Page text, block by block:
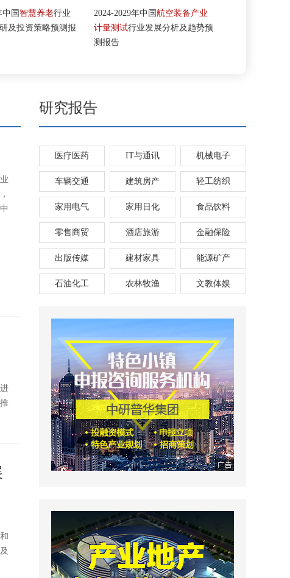
报
2024-2029年中国
航空装备产业
计量测试行业发展分析及趋势预
2024-2029年中国
行业发展现状分析及投资前景预
研究报告
医疗医药 IT与通讯 机械电子
车辆交通 建筑房产 轻工纺织
家用电气 家用日化 食品饮料
零售商贸 酒店旅游 金融保险
出版传媒 建材家具 能源矿产
石油化工 农林牧渔 文教体娱